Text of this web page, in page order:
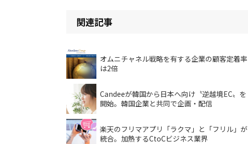
関連記事
オムニチャネル戦略を有する企業の顧客定着率
は2倍
Candeeが韓国から日本へ向け〝逆越境EC〟を
開始。韓国企業と共同で企画・配信
楽天のフリマアプリ「ラクマ」と「フリル」が
統合。加熱するCtoCビジネス業界